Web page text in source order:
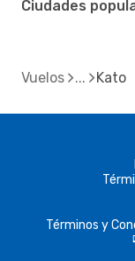
Ciudades
Vuelos Kato
Términos y